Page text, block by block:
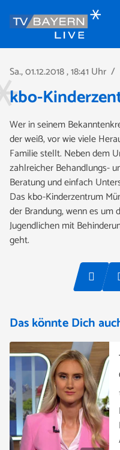
Sa., 01.12.2018, 18:41 Uhr /
kbo-
Wer in seinem
der weiß, vor wie viele
Familie stellt. Neben dem
zahlreicher Behandlungs-
Beratung und einfach
Das kbo-Kinderzentrum
der Brandung, wenn es um
Jugendlichen mit
geht.
Das könnte Dich